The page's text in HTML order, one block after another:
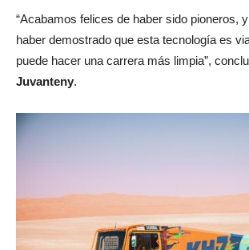
“Acabamos felices de haber sido pioneros,
haber demostrado que esta tecnología es
puede hacer una carrera más limpia”,
Juvanteny.